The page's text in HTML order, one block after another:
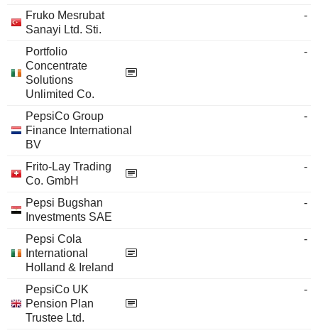
Fruko Mesrubat
Sanayi Ltd. Sti.
-
Portfolio
Concentrate
Solutions
Unlimited Co.
-
PepsiCo Group
Finance International
BV
-
Frito-Lay Trading
Co. GmbH
-
Pepsi Bugshan
Investments SAE
-
Pepsi Cola
International
Holland & Ireland
-
PepsiCo UK
Pension Plan
Trustee Ltd.
-